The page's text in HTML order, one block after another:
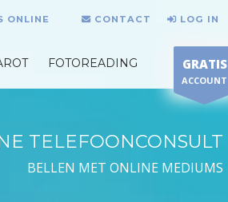
ONLINE CONTACT LOG IN
FOTOREADING GRATIS
ACCOUNT
TELEFOONCONSULT
BELLEN MET ONLINE MEDIUMS